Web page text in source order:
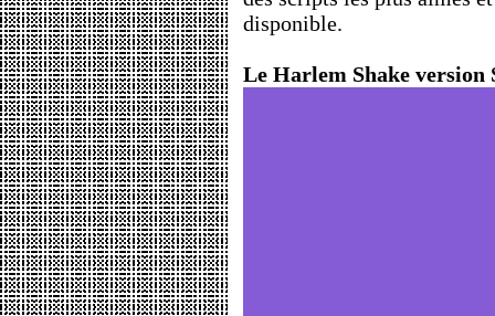
disponible.
Le Harlem Shake